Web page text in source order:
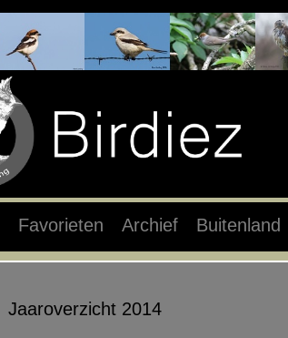
Favorieten Archief Buitenland
Jaaroverzicht 2014